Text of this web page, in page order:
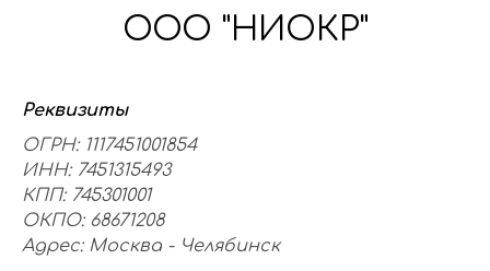
ООО "НИОКР"
Реквизиты
ОГРН: 1117451001854
ИНН: 7451315493
КПП: 745301001
ОКПО: 68671208
Адрес: Москва - Челябинск